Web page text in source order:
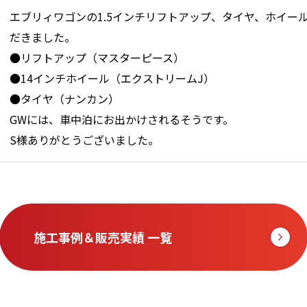
エブリィワゴンの1.5インチリフトアップ、タイヤ、ホイー
だきました。
●リフトアップ（マスターピース）
●14インチホイール（エクストリームJ）
●タイヤ（ナンカン）
GWには、車中泊にお出かけされるそうです。
S様ありがとうございました。
施工事例＆販売実績 一覧